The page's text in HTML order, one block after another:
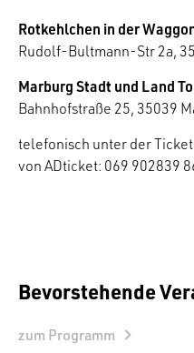
Rotkehlchen in der
Rudolf-Bultmann-Str 2a,
Marburg Stadt und Land
Bahnhofstraße 25, 35039
telefonisch unter der
von ADticket: 069 902839
Bevorstehende
zum Programm